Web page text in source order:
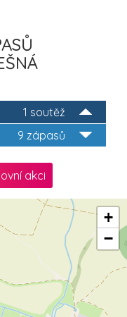
1 soutěž
9 zápasů
akci
+
−